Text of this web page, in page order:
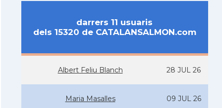
darrers 11 usuaris
dels 15320 de CATALANSALMON.com
Albert Feliu Blanch 28 JUL 26
Maria Masalles 09 JUL 26